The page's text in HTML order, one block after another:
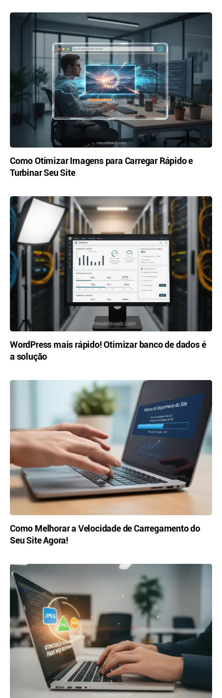
Como Otimizar Imagens para Carregar Rápido e
Turbinar Seu Site
WordPress mais rápido! Otimizar banco de dados é
a solução
Como Melhorar a Velocidade de Carregamento do
Seu Site Agora!